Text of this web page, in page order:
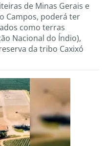
de Minas Gerais e
Campos, poderá ter
como terras
Nacional do Índio),
da tribo Caxixó